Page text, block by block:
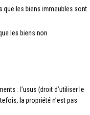
que les biens immeubles sont
les biens non
: l’usus (droit d’utiliser le
la propriété n’est pas